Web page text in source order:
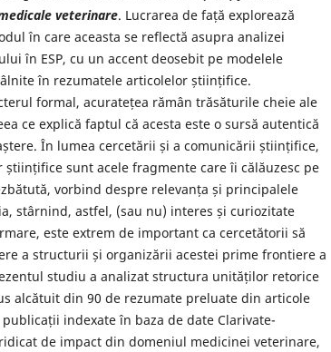
veterinare. Lucrarea de față explorează
în care aceasta se reflectă asupra analizei
în ESP, cu un accent deosebit pe modelele
în rezumatele articolelor științifice.
formal, acuratețea rămân trăsăturile cheie ale
ce explică faptul că acesta este o sursă autentică
În lumea cercetării și a comunicării științifice,
sunt acele fragmente care îi călăuzesc pe
vorbind despre relevanța și principalele
stârnind, astfel, (sau nu) interes și curiozitate
este extrem de important ca cercetătorii să
a structurii și organizării acestei prime frontiere a
studiu a analizat structura unităților retorice
alcătuit din 90 de rezumate preluate din articole
indexate în baza de date Clarivate-
de impact din domeniul medicinei veterinare,